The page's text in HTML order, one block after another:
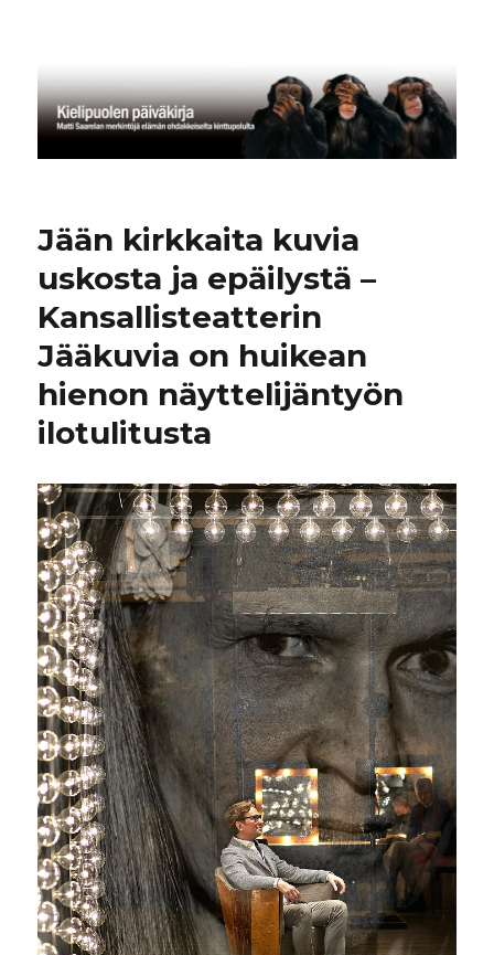
Jään kirkkaita kuvia
uskosta ja epäilystä –
Kansallisteatterin
Jääkuvia on huikean
hienon näyttelijäntyön
ilotulitusta